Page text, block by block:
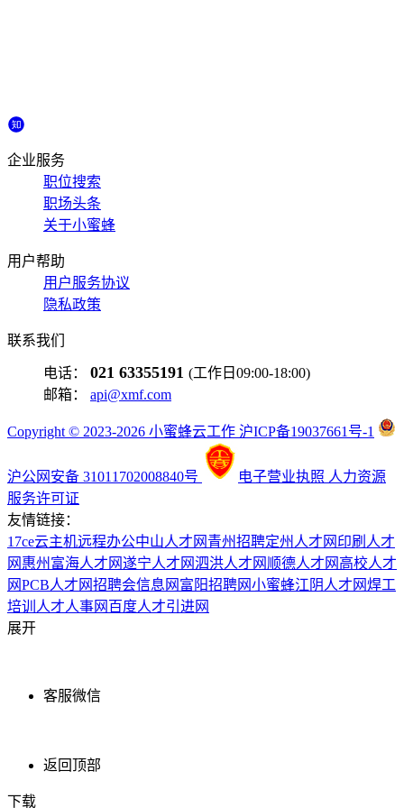
企业服务
职位搜索
职场头条
关于小蜜蜂
用户帮助
用户服务协议
隐私政策
联系我们
电话： 021 63355191 (工作日09:00-18:00)
邮箱： api@xmf.com
Copyright © 2023-2026 小蜜蜂云工作 沪ICP备19037661号-1
沪公网安备 31011702008840号 电子营业执照 人力资源
服务许可证
友情链接：
17ce云主机远程办公中山人才网 青州招聘定州人才网 印刷人才
网 惠州富海人才网遂宁人才网泗洪人才网 顺德人才网 高校人才
网PCB人才网招聘会信息网 富阳招聘网小蜜蜂江阴人才网焊工
培训 人才人事网 百度人才引进网
展开
客服微信
返回顶部
下载